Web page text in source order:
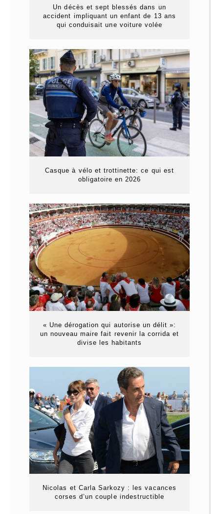
Un décès et sept blessés dans un
accident impliquant un enfant de 13 ans
qui conduisait une voiture volée
Casque à vélo et trottinette: ce qui est
obligatoire en 2026
« Une dérogation qui autorise un délit »:
un nouveau maire fait revenir la corrida et
divise les habitants
Nicolas et Carla Sarkozy : les vacances
corses d’un couple indestructible